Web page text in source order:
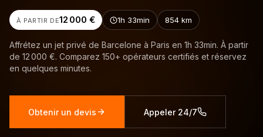
À PARTIR DE12 000 € 1h 33min 854 km
Affrétez un jet privé de Barcelone à Paris en 1h 33min. À partir
de 12 000 €. Comparez 150+ opérateurs certifiés et réservez
en quelques minutes.
Obtenir un devis Appeler 24/7